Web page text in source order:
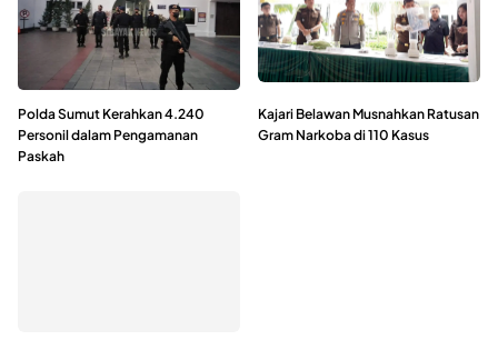
Polda Sumut Kerahkan 4.240
Personil dalam Pengamanan
Paskah
Kajari Belawan Musnahkan Ratusan
Gram Narkoba di 110 Kasus